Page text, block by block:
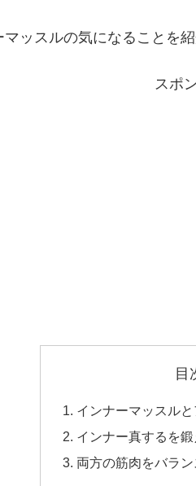
ッスルの気になることを
スポ
目
インナーマッスル
インナー真するを
両方の筋肉をバラ